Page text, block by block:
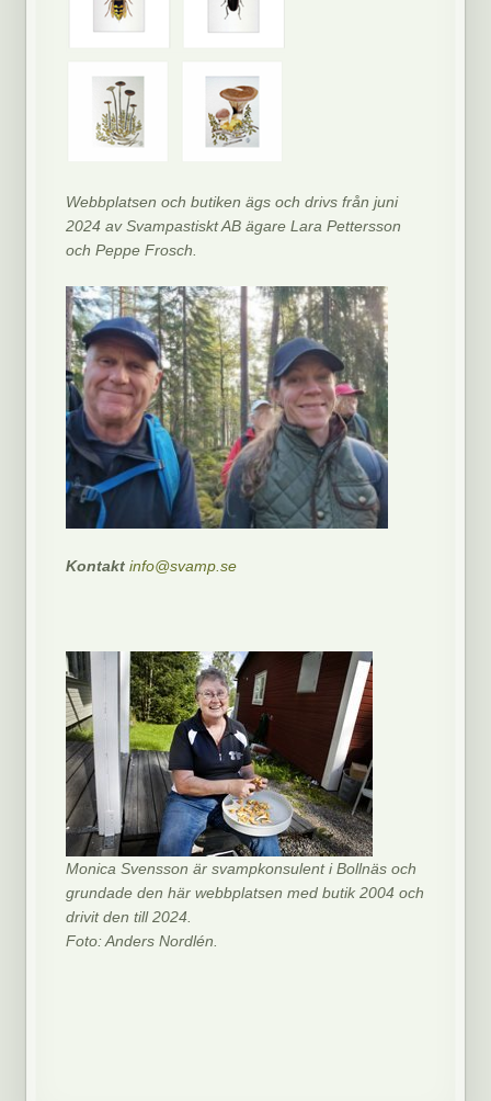
Webbplatsen och butiken ägs och drivs från juni
2024 av Svampastiskt AB ägare Lara Pettersson
och Peppe Frosch.
Kontaktinfo@svamp.se
Monica Svensson är svampkonsulent i Bollnäs och
grundade den här webbplatsen med butik 2004 och
drivit den till 2024.
Foto: Anders Nordlén.